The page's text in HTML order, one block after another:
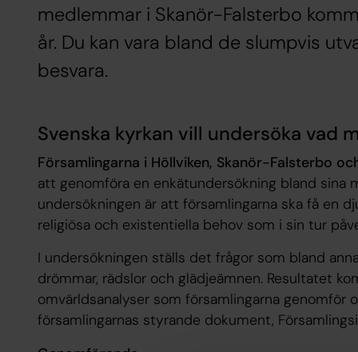
medlemmar i Skanör-Falsterbo
år. Du kan vara bland de slumpvis
besvara.
Svenska kyrkan vill undersöka vad
Församlingarna i Höllviken, Skanör-Falsterbo
att genomföra en enkätundersökning bland sina
undersökningen är att församlingarna ska få en
religiösa och existentiella behov som i sin tur
I undersökningen ställs det frågor som bland
drömmar, rädslor och glädjeämnen. Resultatet
omvärldsanalyser som församlingarna genomför
församlingarnas styrande dokument,